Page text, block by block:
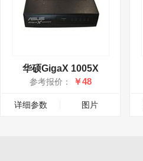
华硕GigaX 1005X
参考报价： ￥48
详细参数 图片